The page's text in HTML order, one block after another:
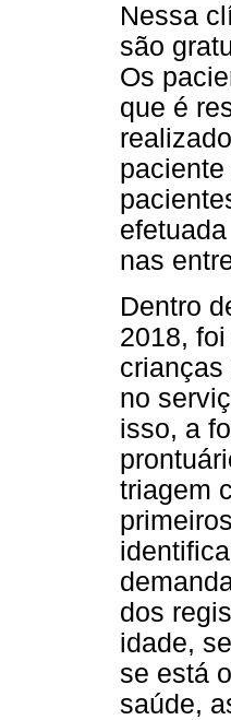
Nessa
são
Os
que é
nas
Dentro
2018,
crianças
no
isso, a
triagem
dos
idade,
se está
saúde,